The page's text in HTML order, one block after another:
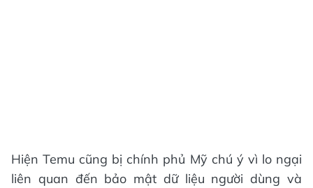
Hiện Temu cũng bị chính phủ Mỹ chú ý vì lo ngại
liên quan đến bảo mật dữ liệu người dùng và